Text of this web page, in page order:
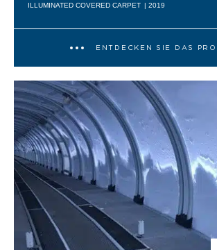
ILLUMINATED COVERED CARPET | 2019
ENTDECKEN SIE DAS